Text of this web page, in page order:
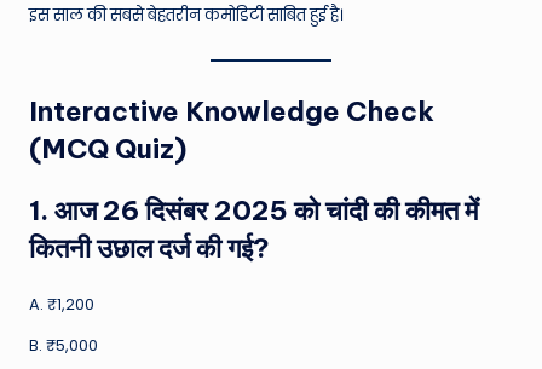
इस साल की सबसे बेहतरीन कमोडिटी साबित हुई है।
Interactive Knowledge Check
(MCQ Quiz)
1. आज 26 दिसंबर 2025 को चांदी की कीमत में
कितनी उछाल दर्ज की गई?
A. ₹1,200
B. ₹5,000